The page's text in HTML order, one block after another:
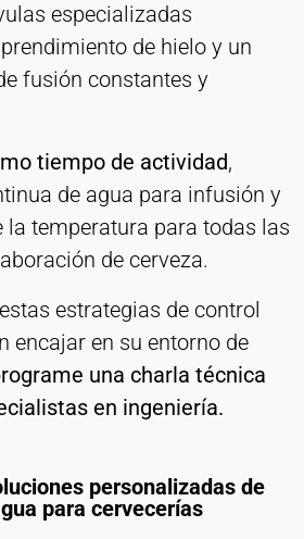
especializadas
de hielo y un
fusión constantes y
tiempo de actividad,
de agua para infusión y
la temperatura para todas las
de cerveza.
estrategias de control
encajar en su entorno de
una charla técnica
en ingeniería.
personalizadas de
para cervecerías